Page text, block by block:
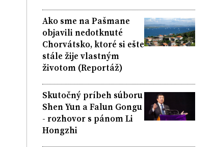
Ako sme na Pašmane
objavili nedotknuté
Chorvátsko, ktoré si ešte
stále žije vlastným
životom (Reportáž)
Skutočný príbeh súboru
Shen Yun a Falun Gongu
- rozhovor s pánom Li
Hongzhi